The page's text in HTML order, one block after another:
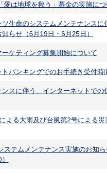
愛は地球を救う」募金の実施に
生命のシステムメンテナンス
らせ（6月19日・6月25日）
ケティング募集開始について
バンキングでのお手続き受付時
スに伴う、インターネットで
よる大雨及び台風第2号による
ステムメンテナンス実施のお知